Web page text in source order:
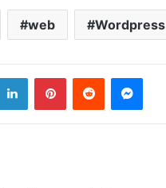
web Wordpress